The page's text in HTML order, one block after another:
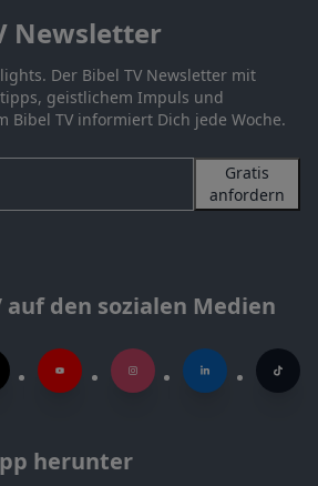
Newsletter
Der Bibel TV Newsletter mit
geistlichem Impuls und
Bibel TV informiert Dich jede Woche.
Gratis
anfordern
auf den sozialen Medien
herunter